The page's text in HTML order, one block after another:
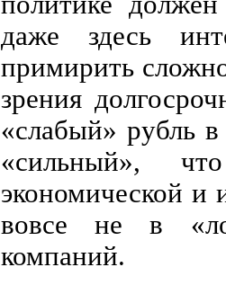
даже здесь
примирить
зрения
«слабый» рубль
«сильный»,
экономической и
вовсе не в
компаний.